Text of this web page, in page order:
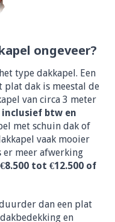
ongeveer?
type dakkapel. Een
plat dak is meestal de
van circa 3 meter
inclusief btw en
met schuin dak of
vaak mooier
er meer afwerking
€8.500 tot €12.500 of
dan een plat
en